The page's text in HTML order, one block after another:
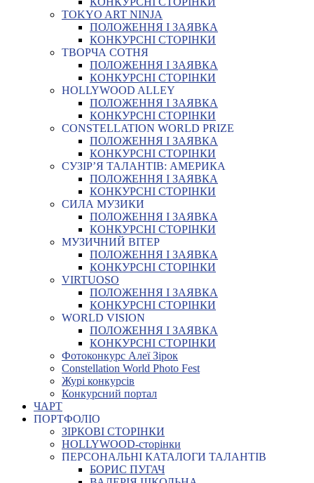
TOKYO ART NINJA
ПОЛОЖЕННЯ І ЗАЯВКА
КОНКУРСНІ СТОРІНКИ
ТВОРЧА СОТНЯ
ПОЛОЖЕННЯ І ЗАЯВКА
КОНКУРСНІ СТОРІНКИ
HOLLYWOOD ALLEY
ПОЛОЖЕННЯ І ЗАЯВКА
КОНКУРСНІ СТОРІНКИ
CONSTELLATION WORLD PRIZE
ПОЛОЖЕННЯ І ЗАЯВКА
КОНКУРСНІ СТОРІНКИ
СУЗІР’Я ТАЛАНТІВ: АМЕРИКА
ПОЛОЖЕННЯ І ЗАЯВКА
КОНКУРСНІ СТОРІНКИ
СИЛА МУЗИКИ
ПОЛОЖЕННЯ І ЗАЯВКА
КОНКУРСНІ СТОРІНКИ
МУЗИЧНИЙ ВІТЕР
ПОЛОЖЕННЯ І ЗАЯВКА
КОНКУРСНІ СТОРІНКИ
VIRTUOSO
ПОЛОЖЕННЯ І ЗАЯВКА
КОНКУРСНІ СТОРІНКИ
WORLD VISION
ПОЛОЖЕННЯ І ЗАЯВКА
КОНКУРСНІ СТОРІНКИ
Фотоконкурс Алеї Зірок
Constellation World Photo Fest
Журі конкурсів
Конкурсний портал
ЧАРТ
ПОРТФОЛІО
ЗІРКОВІ СТОРІНКИ
HOLLYWOOD-сторінки
ПЕРСОНАЛЬНІ КАТАЛОГИ ТАЛАНТІВ
БОРИС ПУГАЧ